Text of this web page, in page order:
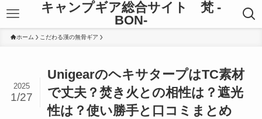
キャンプギア総合サイト 梵 -
BON-
ホーム こだわる漢の無骨ギア
UnigearのヘキサタープはTC素材
で丈夫？焚き火との相性は？遮光
性は？使い勝手と口コミまとめ
2025
1/27